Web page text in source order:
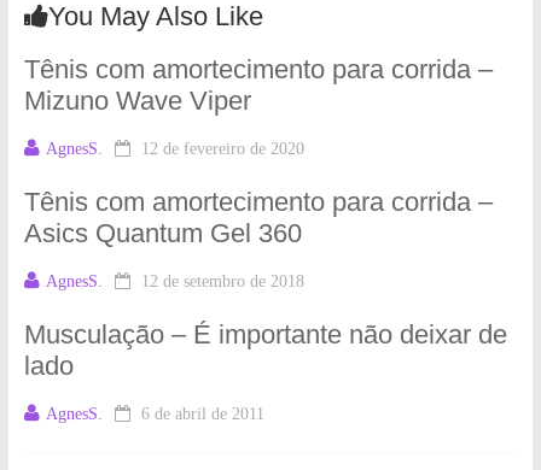
You May Also Like
Tênis com amortecimento para corrida –
Mizuno Wave Viper
AgnesS. 12 de fevereiro de 2020
Tênis com amortecimento para corrida –
Asics Quantum Gel 360
AgnesS. 12 de setembro de 2018
Musculação – É importante não deixar de
lado
AgnesS. 6 de abril de 2011